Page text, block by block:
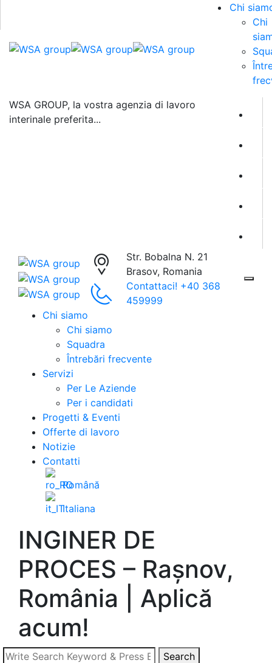
Chi
Chi
WSA GROUP, la vostra agenzia di lavoro
interinale preferita...
Str. Bobalna N. 21
Brasov, Romania
Contattaci! +40 368
459999
Chi siamo
Chi siamo
Squadra
Întrebări frecvente
Servizi
Per Le Aziende
Per i candidati
Progetti & Eventi
Offerte di lavoro
Notizie
Contatti
Română
Italiana
INGINER DE
PROCES – Rașnov,
România | Aplică
acum!
Search